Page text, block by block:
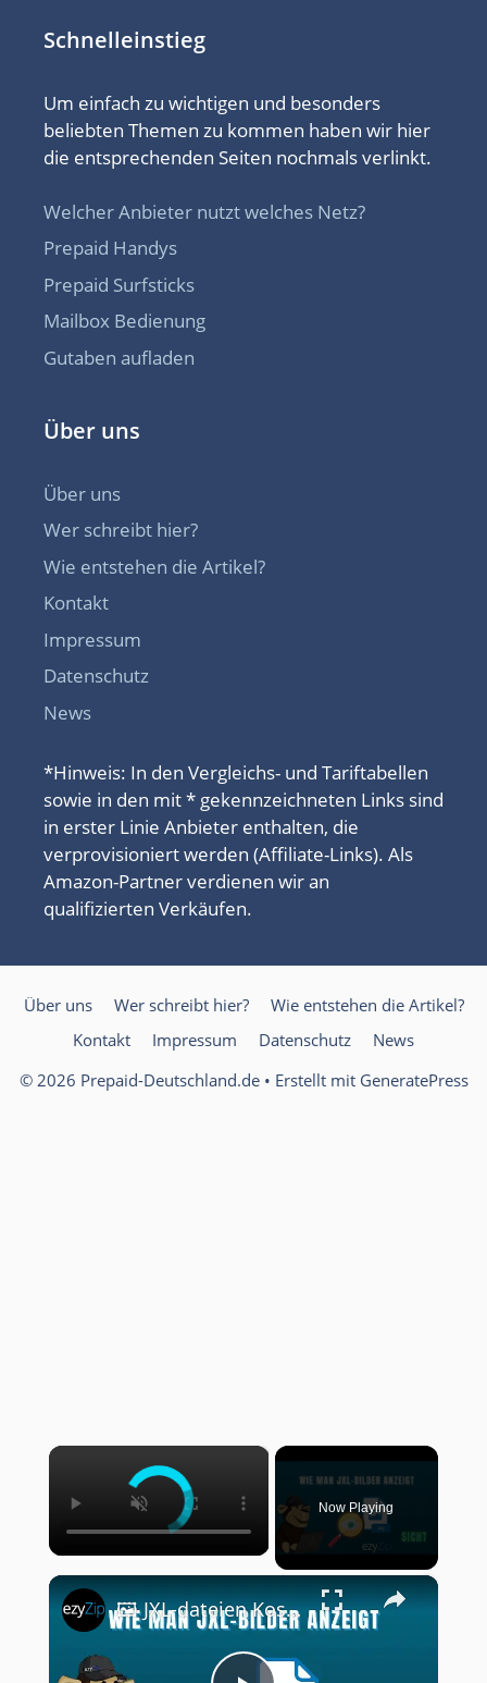
Schnelleinstieg
Um einfach zu wichtigen und besonders
beliebten Themen zu kommen haben wir hier
die entsprechenden Seiten nochmals verlinkt.
Welcher Anbieter nutzt welches Netz?
Prepaid Handys
Prepaid Surfsticks
Mailbox Bedienung
Gutaben aufladen
Über uns
Über uns
Wer schreibt hier?
Wie entstehen die Artikel?
Kontakt
Impressum
Datenschutz
News
*Hinweis: In den Vergleichs- und Tariftabellen
sowie in den mit * gekennzeichneten Links sind
in erster Linie Anbieter enthalten, die
verprovisioniert werden (Affiliate-Links). Als
Amazon-Partner verdienen wir an
qualifizierten Verkäufen.
Über uns Wer schreibt hier?
Wie entstehen die Artikel?
Kontakt
Impressum Datenschutz
News
© 2026 Prepaid-Deutschland.de• Erstellt mit GeneratePress
×
Now Playing
×
🖼️ JXL-dateien Kostenlos Online Ansehen | Keine Softwareinstallation Erforderlich